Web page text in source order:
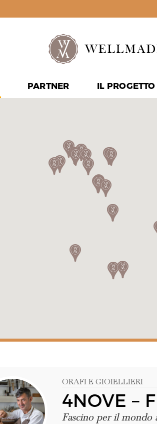
PARTNER IL PROGETTO
ORAFI E GIOIELLIERI
4NOVE –
Fascino per il mondo